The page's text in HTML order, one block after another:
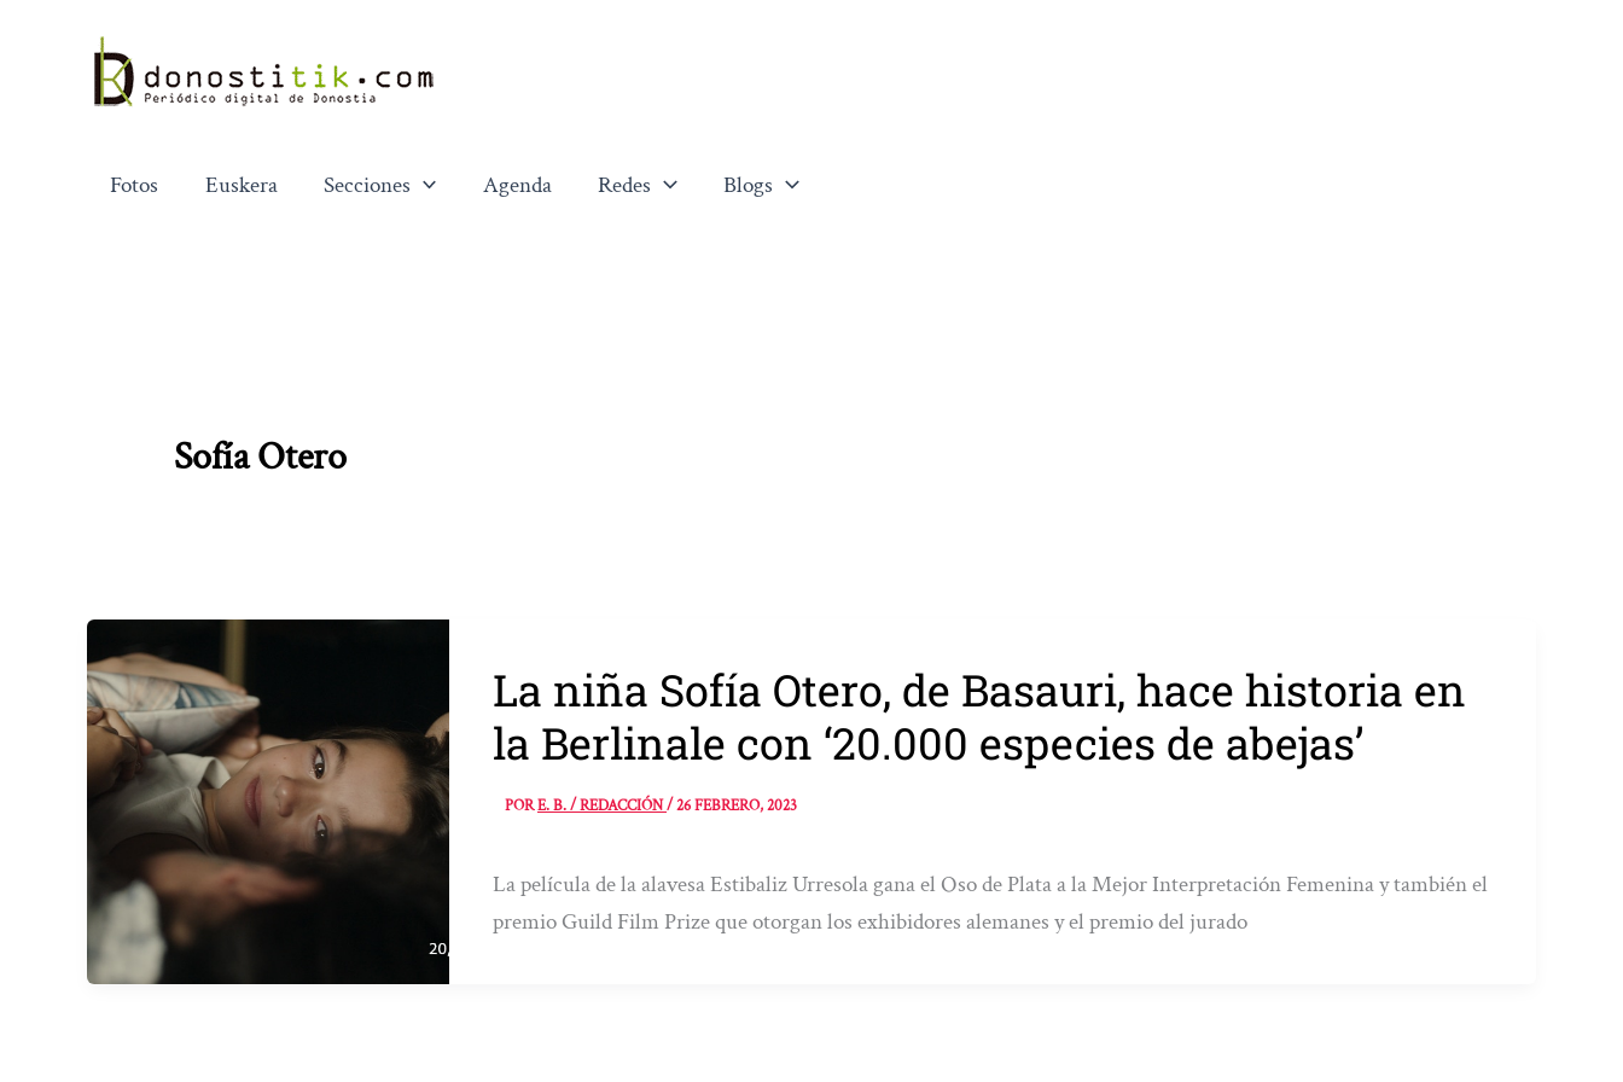
contenido
Fotos Euskera Secciones Agenda Redes Blogs
Sofía Otero
La niña Sofía Otero, de Basauri, hace historia en
la Berlinale con ‘20.000 especies de abejas’
PORE. B. / REDACCIÓN/26 FEBRERO, 2023
La película de la alavesa Estibaliz Urresola gana el Oso de Plata a la Mejor Interpretación Femenina y también el
premio Guild Film Prize que otorgan los exhibidores alemanes y el premio del jurado